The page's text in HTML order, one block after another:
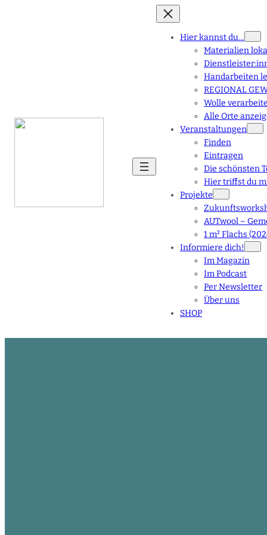
Hier kannst du…
Materialien
Handarbeiten
REGIONAL
Wolle
Alle Orte
Veranstaltungen
Finden
Eintragen
Die schönsten
Hier triffst du
Projekte
AUTwool –
1 m² Flachs
Informiere dich!
Im Magazin
Im Podcast
Per Newsletter
Über uns
SHOP